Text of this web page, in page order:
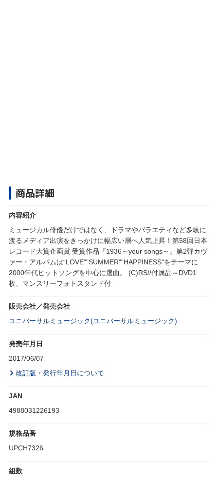
商品詳細
内容紹介
ミュージカル俳優だけではなく、ドラマやバラエティなど多岐に
渡るメディア出演をきっかけに幅広い層へ人気上昇！第58回日本
レコード大賞企画賞 受賞作品『1936～your songs～』第2弾カヴ
ァー・アルバムは“LOVE“"SUMMER"“HAPPINESS"をテーマに
2000年代ヒットソングを中心に選曲。 (C)RS//付属品～DVD1
枚、マンスリーフォトスタンド付
販売会社／発売会社
ユニバーサルミュージック(ユニバーサルミュージック)
発売年月日
2017/06/07
改訂版・発行年月日について
JAN
4988031226193
規格品番
UPCH7326
組数